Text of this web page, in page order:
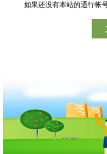
如果还没有本站的通行帐